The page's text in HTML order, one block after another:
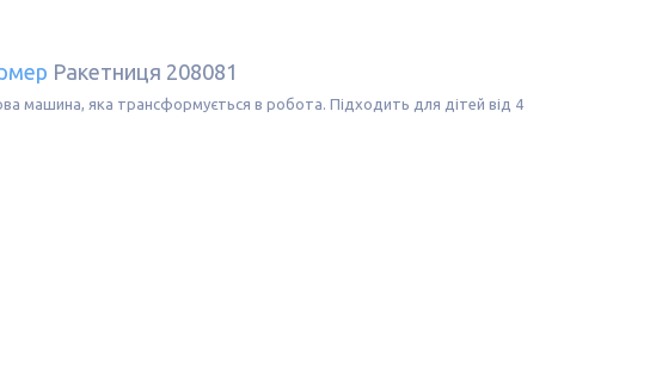
Ракетниця 208081
машина, яка трансформується в робота. Підходить для дітей від 4